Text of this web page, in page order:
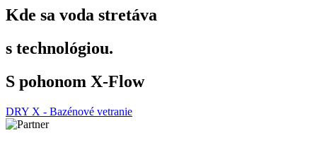
Kde sa voda stretáva
s technológiou.
S pohonom X-Flow
DRY X - Bazénové vetranie